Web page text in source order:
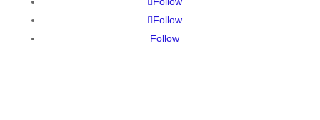
Follow
Follow